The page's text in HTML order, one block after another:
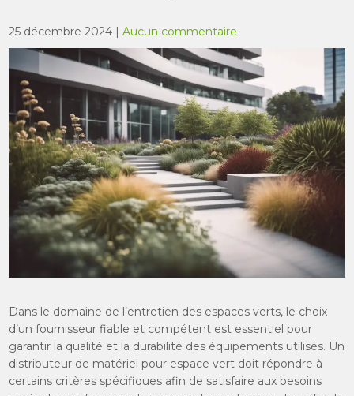
25 décembre 2024 |Aucun commentaire
Dans le domaine de l’entretien des espaces verts, le choix
d’un fournisseur fiable et compétent est essentiel pour
garantir la qualité et la durabilité des équipements utilisés. Un
distributeur de matériel pour espace vert doit répondre à
certains critères spécifiques afin de satisfaire aux besoins